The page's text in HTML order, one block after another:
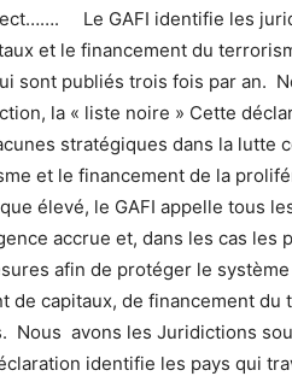
Le GAFI identifie les
et le financement du
sont publiés trois fois par an.
la « liste noire » Cette
stratégiques dans la lutte
et le financement de la
élevé, le GAFI appelle tous
accrue et, dans les cas les
afin de protéger le
de capitaux, de financement
Nous avons les Juridictions
identifie les pays qui